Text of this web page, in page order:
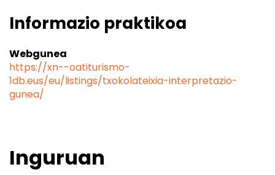
Informazio praktikoa
Webgunea
https://xn--oatiturismo-
1db.eus/eu/listings/txokolateixia-interpretazio-
gunea/
Inguruan